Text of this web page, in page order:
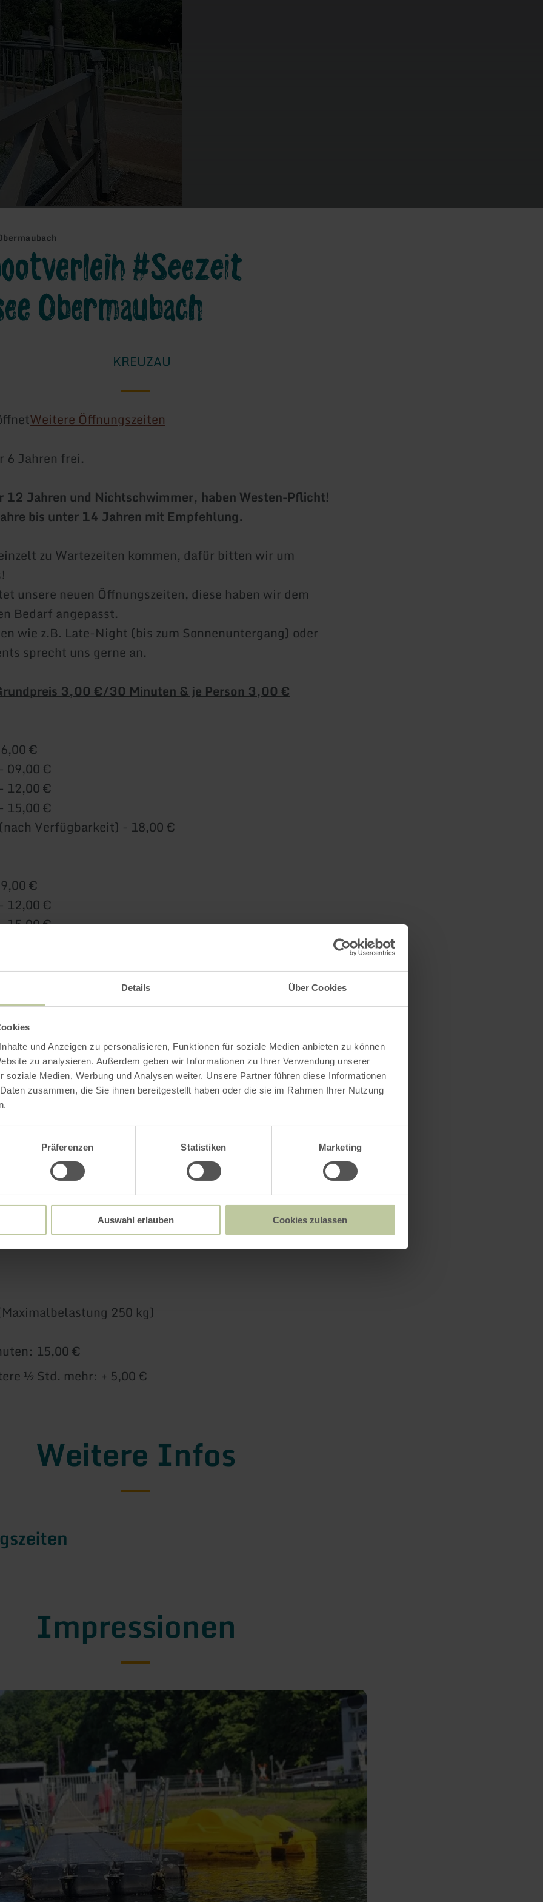
Details Über Cookies
und Anzeigen zu personalisieren, Funktionen für soziale Medien anbieten zu können
zu analysieren. Außerdem geben wir Informationen zu Ihrer Verwendung unserer
soziale Medien, Werbung und Analysen weiter. Unsere Partner führen diese Informationen
zusammen, die Sie ihnen bereitgestellt haben oder die sie im Rahmen Ihrer Nutzung
Präferenzen Statistiken Marketing
Auswahl erlauben Cookies zulassen
#Seezeit
Obermaubach
KREUZAU
Weitere Öffnungszeiten
6 Jahren frei.
12 Jahren und Nichtschwimmer, haben Westen-Pflicht!
bis unter 14 Jahren mit Empfehlung.
zu Wartezeiten kommen, dafür bitten wir um
unsere neuen Öffnungszeiten, diese haben wir dem
Bedarf angepasst.
wie z.B. Late-Night (bis zum Sonnenuntergang) oder
sprecht uns gerne an.
3,00 €/30 Minuten & je Person 3,00 €
€
09,00 €
12,00 €
15,00 €
Verfügbarkeit) - 18,00 €
€
12,00 €
15,00 €
€
15,00 €
18,00 €
21,00 €
Verfügbarkeit) - 24,00 €
18,00 €
21,00 €
Verfügbarkeit) - 27,00 €
250 kg)
15,00 €
½ Std. mehr: + 5,00 €
Weitere Infos
Impressionen